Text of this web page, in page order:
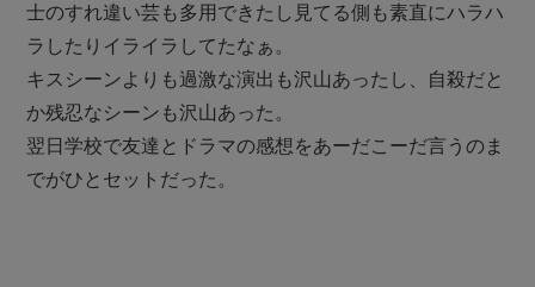
士のすれ違い芸も多用できたし見てる側も素直にハラハ
ラしたりイライラしてたなぁ。
キスシーンよりも過激な演出も沢山あったし、自殺だと
か残忍なシーンも沢山あった。
翌日学校で友達とドラマの感想をあーだこーだ言うのま
でがひとセットだった。